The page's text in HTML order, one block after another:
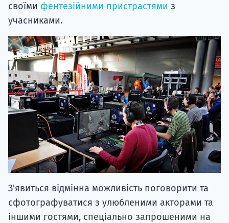
своїми фентезійними пристрастями з
учасниками.
З'явиться відмінна можливість поговорити та
сфотографуватися з улюбленими акторами та
іншими гостями, спеціально запрошеними на